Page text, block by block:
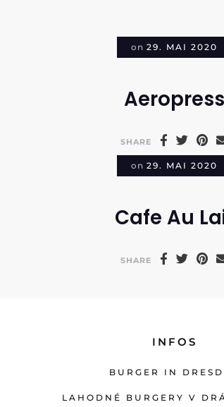
on29. MAI 2020
Aeropress
SHARE
on29. MAI 2020
Cafe Au
SHARE
INFOS
BURGER IN
LAHODNÉ BURGERY V